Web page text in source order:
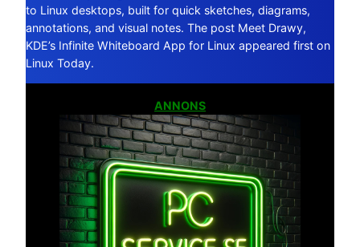
to Linux desktops, built for quick sketches, diagrams,
annotations, and visual notes. The post Meet Drawy,
KDE’s Infinite Whiteboard App for Linux appeared first on
Linux Today.
ANNONS